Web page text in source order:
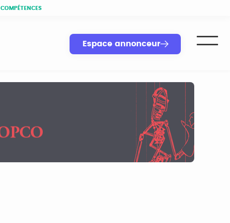
COMPÉTENCES
Espace annonceur